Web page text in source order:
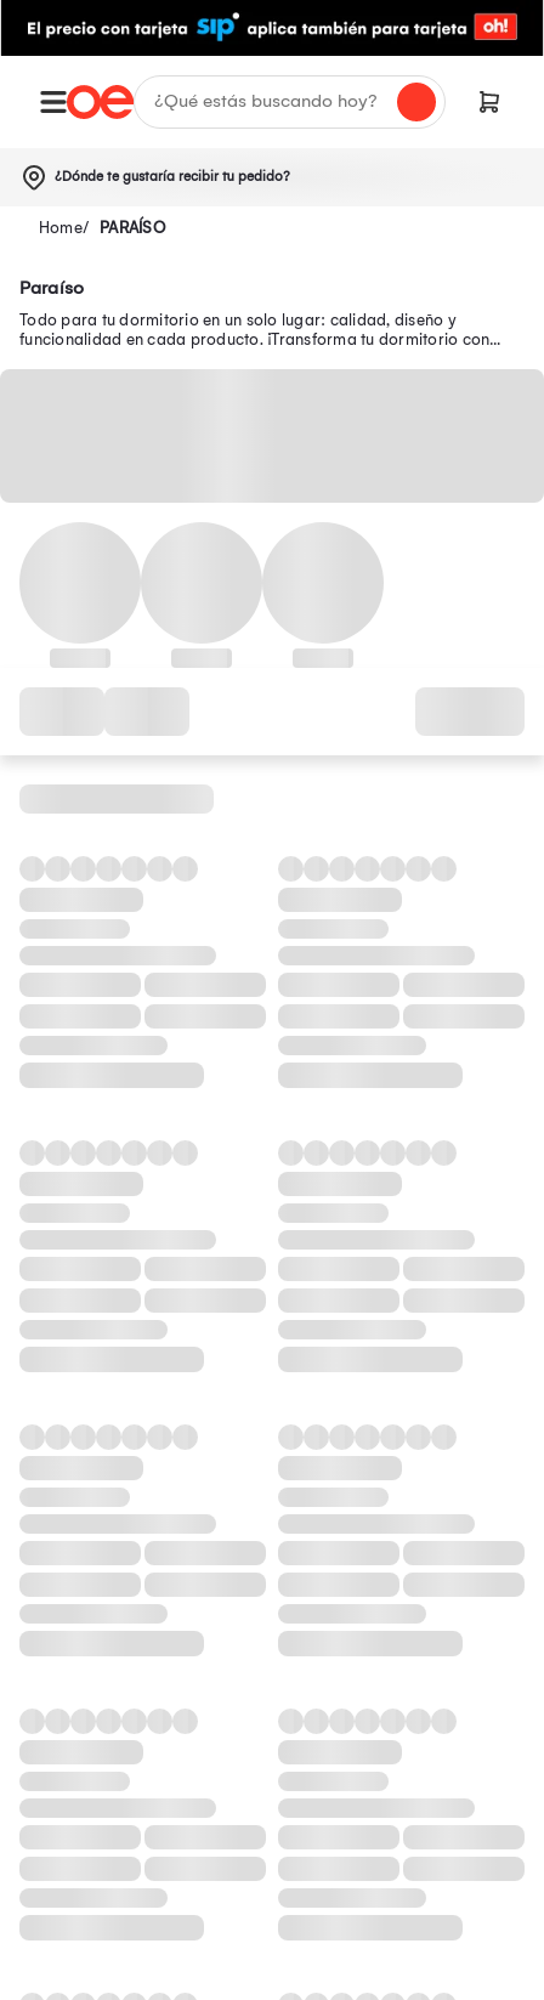
¿Dónde te gustaría recibir tu pedido?
PARAÍSO
Paraíso
Todo para tu dormitorio en un solo lugar: calidad, diseño y
funcionalidad en cada producto. ¡Transforma tu dormitorio con